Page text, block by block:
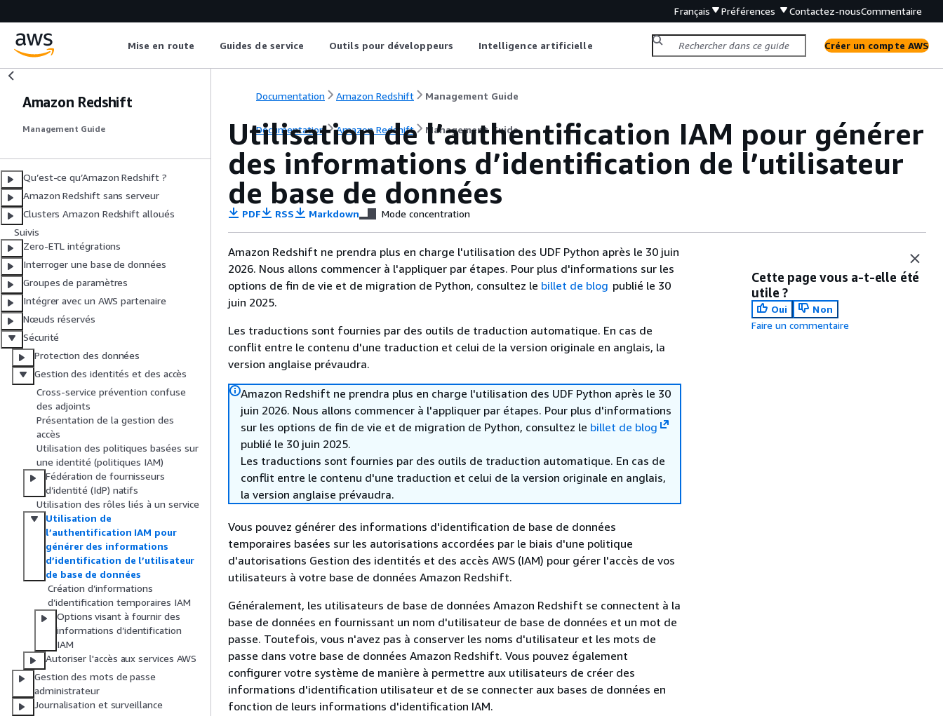
Français Préférences Contactez-nousCommentaire
Mise en route Guides de service Outils pour développeurs Intelligence artificielle Créer un compte AWS
Amazon Redshift
Management Guide
Qu’est-ce qu’Amazon Redshift ?
Amazon Redshift sans serveur
Clusters Amazon Redshift alloués
Suivis
Zero-ETL intégrations
Interroger une base de données
Groupes de paramètres
Intégrer avec un AWS partenaire
Nœuds réservés
Sécurité
Protection des données
Gestion des identités et des accès
Cross-service prévention confuse
des adjoints
Présentation de la gestion des
accès
Utilisation des politiques basées sur
une identité (politiques IAM)
Fédération de fournisseurs
d’identité (IdP) natifs
Utilisation des rôles liés à un service
Utilisation de
l’authentification IAM pour
générer des informations
d’identification de l’utilisateur
de base de données
Création d’informations
d’identification temporaires IAM
Options visant à fournir des
informations d’identification
IAM
Autoriser l'accès aux services AWS
Gestion des mots de passe
administrateur
Journalisation et surveillance
Documentation Amazon Redshift Management Guide
Documentation Amazon Redshift Management Guide
Utilisation de l’authentification IAM pour générer
des informations d’identification de l’utilisateur
de base de données
PDF RSS Markdown Mode concentration
Amazon Redshift ne prendra plus en charge l'utilisation des UDF Python après le 30 juin
2026. Nous allons commencer à l'appliquer par étapes. Pour plus d'informations sur les
options de fin de vie et de migration de Python, consultez le billet de blog publié le 30
juin 2025.
Les traductions sont fournies par des outils de traduction automatique. En cas de
conflit entre le contenu d'une traduction et celui de la version originale en anglais, la
version anglaise prévaudra.
Amazon Redshift ne prendra plus en charge l'utilisation des UDF Python après le 30
juin 2026. Nous allons commencer à l'appliquer par étapes. Pour plus d'informations
sur les options de fin de vie et de migration de Python, consultez le billet de blog
publié le 30 juin 2025.
Les traductions sont fournies par des outils de traduction automatique. En cas de
conflit entre le contenu d'une traduction et celui de la version originale en anglais,
la version anglaise prévaudra.
Vous pouvez générer des informations d'identification de base de données
temporaires basées sur les autorisations accordées par le biais d'une politique
d'autorisations Gestion des identités et des accès AWS (IAM) pour gérer l'accès de vos
utilisateurs à votre base de données Amazon Redshift.
Généralement, les utilisateurs de base de données Amazon Redshift se connectent à la
base de données en fournissant un nom d'utilisateur de base de données et un mot de
passe. Toutefois, vous n'avez pas à conserver les noms d'utilisateur et les mots de
passe dans votre base de données Amazon Redshift. Vous pouvez également
configurer votre système de manière à permettre aux utilisateurs de créer des
informations d'identification utilisateur et de se connecter aux bases de données en
fonction de leurs informations d'identification IAM.
Cette page vous a-t-elle été
utile ?
Oui
Non
Faire un commentaire